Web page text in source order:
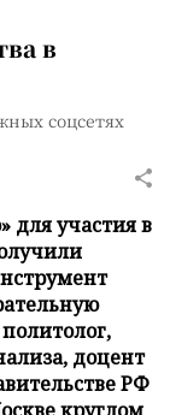
в
соцсетях
для участия в
доцент
РФ